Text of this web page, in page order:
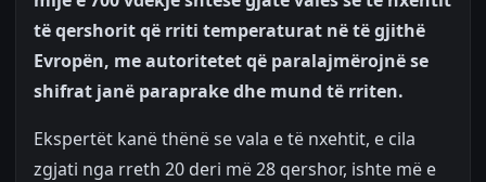
të qershorit që rriti temperaturat në të gjithë
Evropën, me autoritetet që paralajmërojnë se
shifrat janë paraprake dhe mund të rriten.
Ekspertët kanë thënë se vala e të nxehtit, e cila
zgjati nga rreth 20 deri më 28 qershor, ishte më e